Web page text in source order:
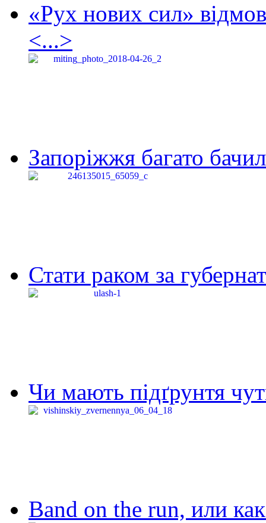
«Рух нових сил»
<...>
Запоріжжя багато
Стати раком за
Чи мають підґрунтя
Band on the run, или